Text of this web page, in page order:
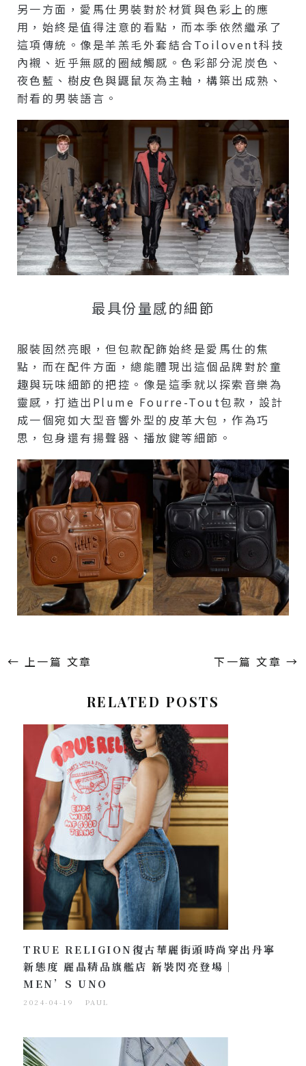
另一方面，愛馬仕男裝對於材質與色彩上的應
用，始終是值得注意的看點，而本季依然繼承了
這項傳統。像是羊羔毛外套結合Toilovent科技
內襯、近乎無感的圈絨觸感。色彩部分泥炭色、
夜色藍、樹皮色與鼴鼠灰為主軸，構築出成熟、
耐看的男裝語言。
最具份量感的細節
服裝固然亮眼，但包款配飾始終是愛馬仕的焦
點，而在配件方面，總能體現出這個品牌對於童
趣與玩味細節的把控。像是這季就以探索音樂為
靈感，打造出Plume Fourre-Tout包款，設計
成一個宛如大型音響外型的皮革大包，作為巧
思，包身還有揚聲器、播放鍵等細節。
← 上一篇 文章 下一篇 文章 →
RELATED POSTS
TRUE RELIGION復古華麗街頭時尚穿出丹寧
新態度 麗晶精品旗艦店 新裝閃亮登場｜
MEN’S UNO
2024-04-19 PAUL